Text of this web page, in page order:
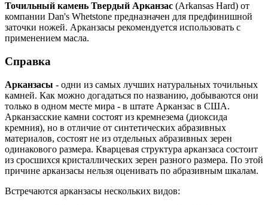
Точильный камень Твердый Арканзас (Arkansas Hard) от
компании Dan's Whetstone предназначен для предфинишной
заточки ножей. Арканзасы рекомендуется использовать с
применением масла.
Справка
Арканзасы - одни из самых лучших натуральных точильных
камней. Как можно догадаться по названию, добываются они
только в одном месте мира - в штате Арканзас в США.
Арканзасские камни состоят из кремнезема (диоксида
кремния), но в отличие от синтетических абразивных
материалов, состоят не из отдельных абразивных зерен
одинакового размера. Кварцевая структура арканзаса состоит
из сросшихся кристаллических зерен разного размера. По этой
причине арканзасы нельзя оценивать по абразивным шкалам.
Встречаются арканзасы нескольких видов: